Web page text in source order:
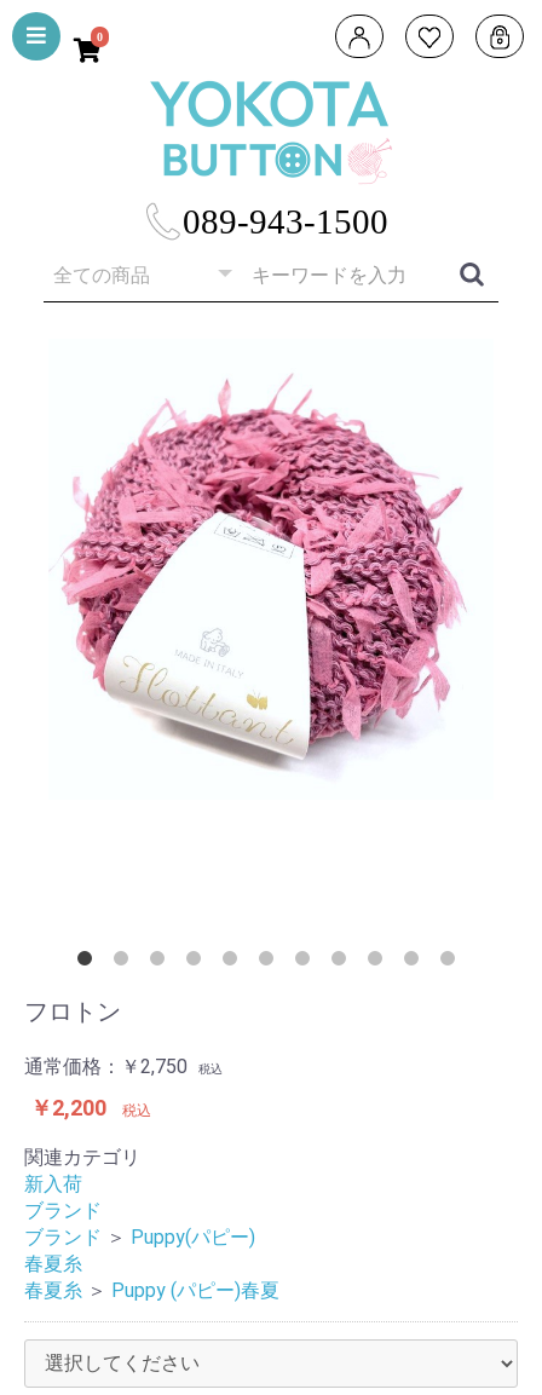
089-943-1500
0
フロトン
通常価格： ￥2,750 税込
￥2,200 税込
関連カテゴリ
新入荷
ブランド
ブランド ＞ Puppy(パピー)
春夏糸
春夏糸 ＞ Puppy (パピー)春夏